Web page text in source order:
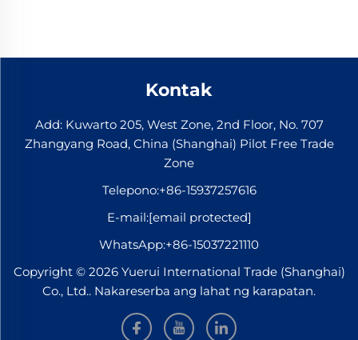
Kontak
Add: Kuwarto 205, West Zone, 2nd Floor, No. 707
Zhangyang Road, China (Shanghai) Pilot Free Trade
Zone
Telepono:+86-15937257616
E-mail:[email protected]
WhatsApp:+86-15037221110
Copyright © 2026 Yuerui International Trade (Shanghai)
Co., Ltd.. Nakareserba ang lahat ng karapatan.